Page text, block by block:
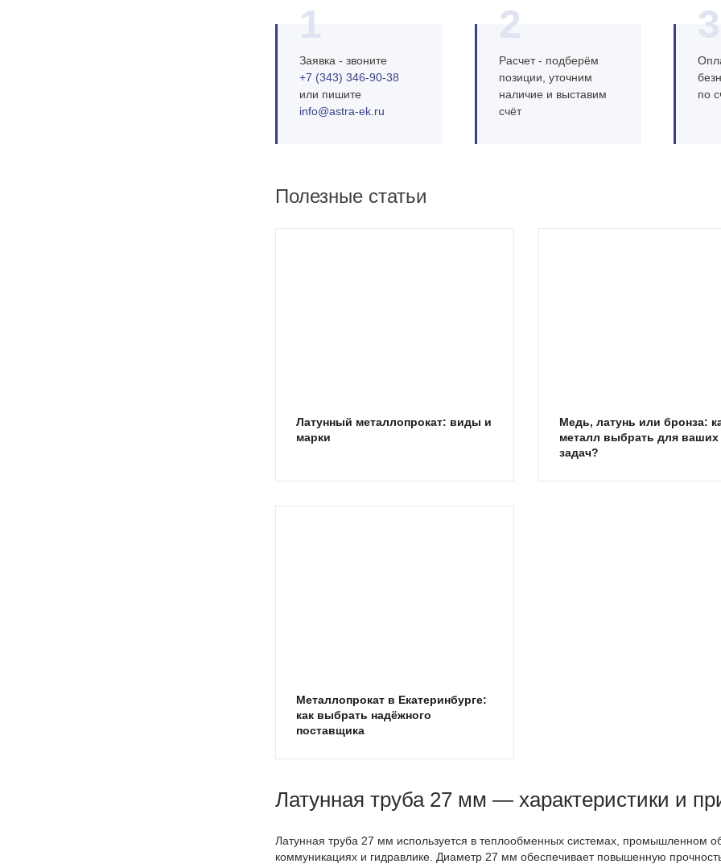
1
Заявка - звоните
+7 (343) 346‑90‑38
или пишите
info@astra‑ek.ru
2
Расчет - подберём
позиции, уточним
наличие и выставим
счёт
3
по
Полезные статьи
Латунный металлопрокат: виды и
марки
Медь, латунь или бронза:
металл выбрать для ваших
задач?
Металлопрокат в Екатеринбурге:
как выбрать надёжного
поставщика
Латунная труба 27 мм — характеристики и
Латунная труба 27 мм используется в теплообменных системах, промышленном
коммуникациях и гидравлике. Диаметр 27 мм обеспечивает повышенную